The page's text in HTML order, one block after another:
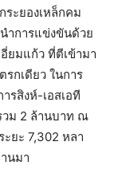
ะยองเหล็กคม
ำการแข่งขันด้วย
ยมแก้ว ที่ตีเข้ามา
กเดียว ในการ
รสิงห์-เอสเอที
วม 2 ล้านบาท ณ
ยะ 7,302 หลา
นมา